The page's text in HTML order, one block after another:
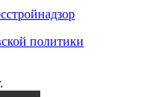
политики